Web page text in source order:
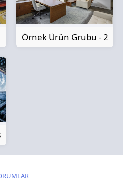
Örnek Ürün Grubu - 2